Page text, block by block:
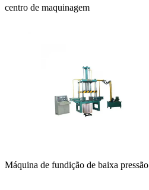
centro de maquinagem
Máquina de fundição de baixa pressão